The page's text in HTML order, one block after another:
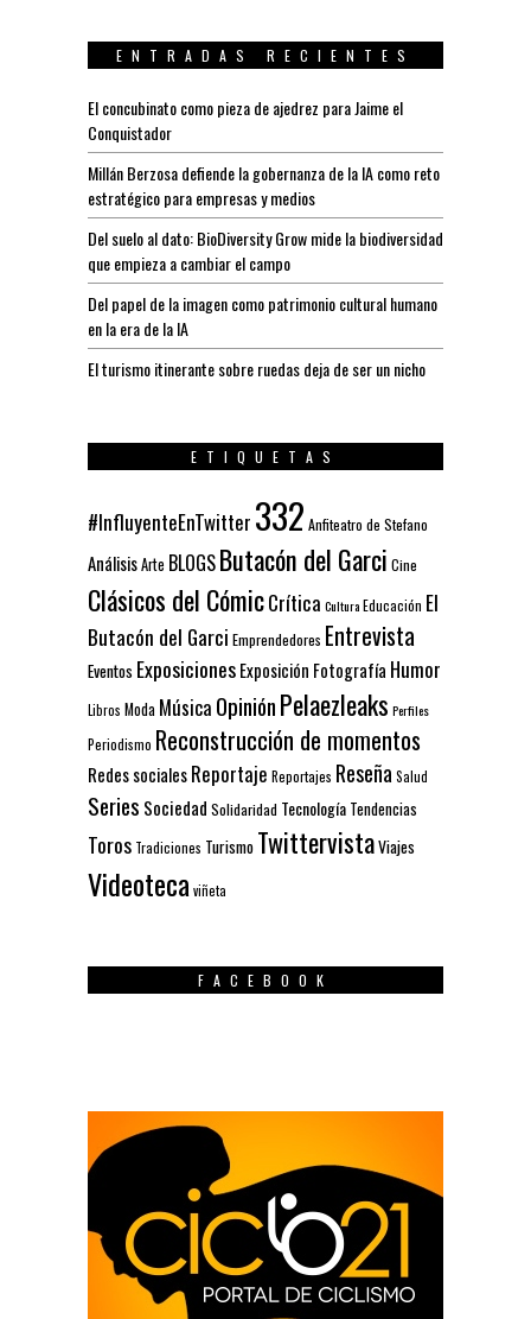
ENTRADAS RECIENTES
El concubinato como pieza de ajedrez para Jaime el
Conquistador
Millán Berzosa defiende la gobernanza de la IA como reto
estratégico para empresas y medios
Del suelo al dato: BioDiversity Grow mide la biodiversidad
que empieza a cambiar el campo
Del papel de la imagen como patrimonio cultural humano
en la era de la IA
El turismo itinerante sobre ruedas deja de ser un nicho
ETIQUETAS
#InfluyenteEnTwitter 332 Anfiteatro de Stefano
AnálisisArte BLOGSButacón del Garci Cine
Clásicos del CómicCrítica CulturaEducación El
Butacón del Garci Emprendedores Entrevista
Eventos ExposicionesExposición Fotografía Humor
Libros Moda Música OpiniónPelaezleaks Perfiles
Periodismo Reconstrucción de momentos
Redes socialesReportaje Reportajes Reseña Salud
Series Sociedad Solidaridad Tecnología Tendencias
Toros Tradiciones Turismo TwittervistaViajes
Videoteca viñeta
FACEBOOK